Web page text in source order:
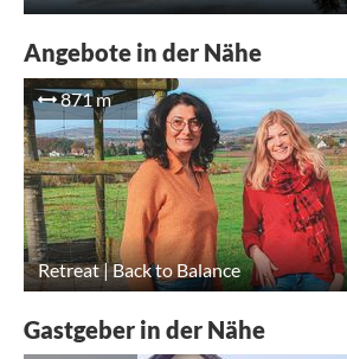
Angebote in der Nähe
871 m
Retreat | Back to Balance
Gastgeber in der Nähe